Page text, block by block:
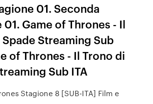
01. Seconda
Game of Thrones - Il
Streaming Sub
of Thrones - Il Trono di
Sub ITA
Stagione 8 [SUB-ITA] Film e